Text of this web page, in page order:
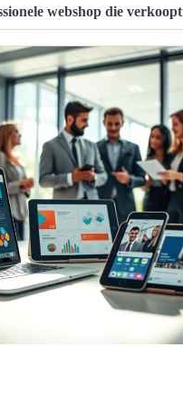
webshop die verkoopt